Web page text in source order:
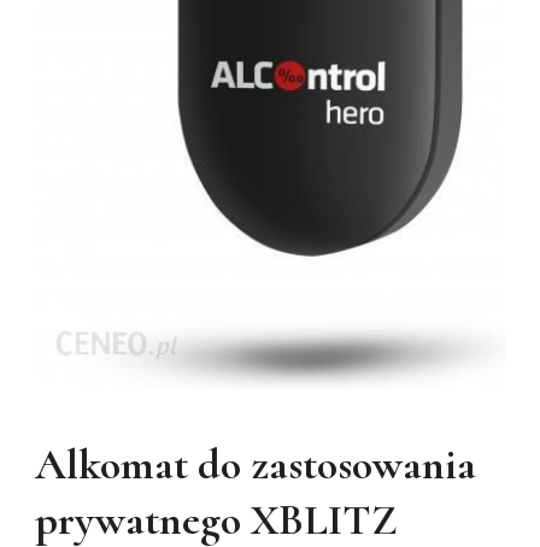
Alkomat do zastosowania
prywatnego XBLITZ